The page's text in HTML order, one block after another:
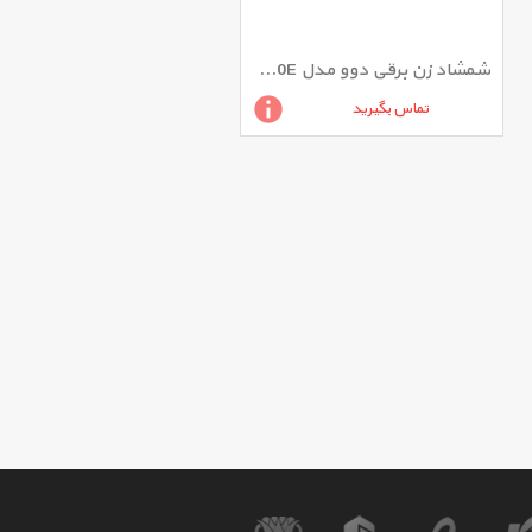
شمشاد زن برقی دوو مدل DAHT500E
تماس بگیرید